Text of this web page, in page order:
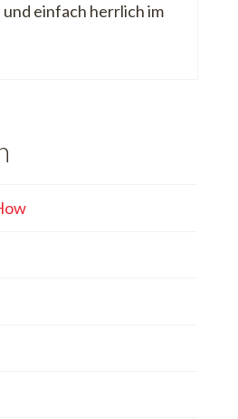
einfach herrlich im